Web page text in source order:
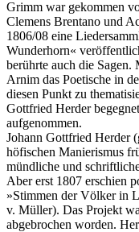
Grimm war gekommen
Clemens Brentano und
1806/08 eine
Wunderhorn«
berührte auch die
Arnim das Poetische in
diesen Punkt zu
Gottfried Herder
aufgenommen.
Johann Gottfried Herder
höfischen Manierismus
mündliche und
Aber erst 1807 erschien
»Stimmen der Völker in
v. Müller). Das Projekt
abgebrochen worden.